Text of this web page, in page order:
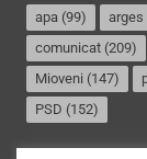
apa (99) arges
comunicat (209)
Mioveni (147)
PSD (152)